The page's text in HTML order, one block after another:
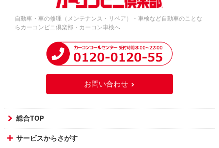
自動車・車の修理（メンテナンス・リペア）・車検など自動車のことな
らカーコンビニ倶楽部・カーコン車検へ
お問い合わせ
総合TOP
サービスからさがす